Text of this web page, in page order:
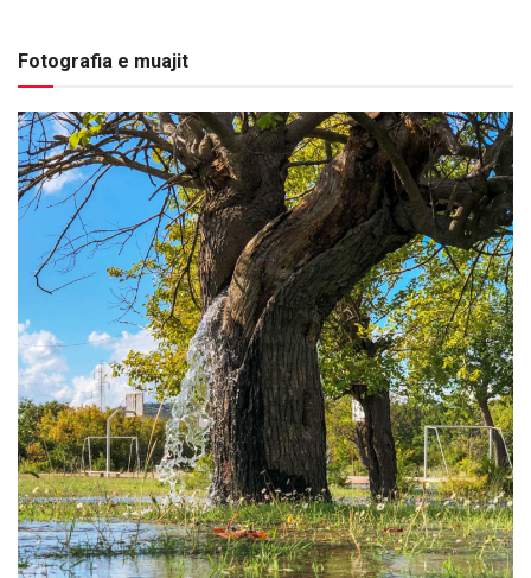
Fotografia e muajit